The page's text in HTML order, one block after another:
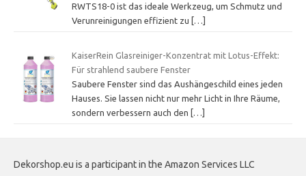
RWTS18-0 ist das ideale Werkzeug, um Schmutz und
Verunreinigungen effizient zu […]
KaiserRein Glasreiniger-Konzentrat mit Lotus-Effekt:
Für strahlend saubere Fenster
Saubere Fenster sind das Aushängeschild eines jeden
Hauses. Sie lassen nicht nur mehr Licht in Ihre Räume,
sondern verbessern auch den
[…]
Dekorshop.eu is a participant in the Amazon Services LLC